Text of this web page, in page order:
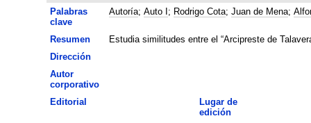
Palabras
clave
Autoría; Auto I ; Rodrigo Cota; Juan de Mena;
Resumen
Estudia similitudes entre el “Arcipreste de
Dirección
Autor
corporativo
Editorial
Lugar de
edición